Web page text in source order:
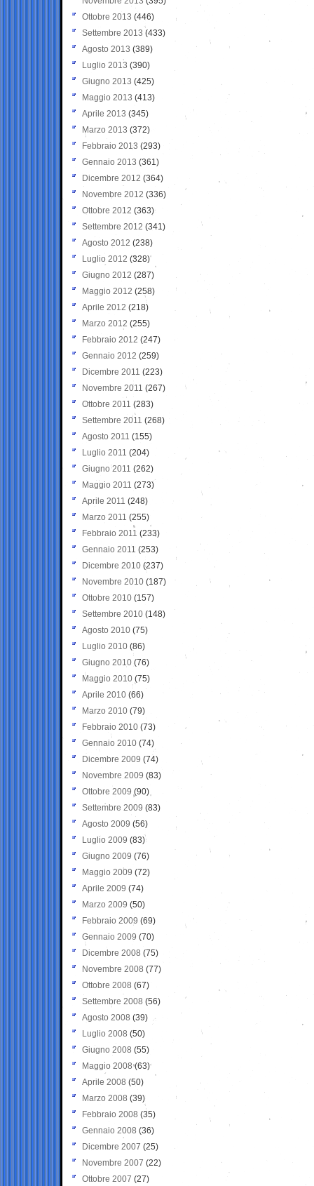
Ottobre 2013 (446)
Settembre 2013 (433)
Agosto 2013 (389)
Luglio 2013 (390)
Giugno 2013 (425)
Maggio 2013 (413)
Aprile 2013 (345)
Marzo 2013 (372)
Febbraio 2013 (293)
Gennaio 2013 (361)
Dicembre 2012 (364)
Novembre 2012 (336)
Ottobre 2012 (363)
Settembre 2012 (341)
Agosto 2012 (238)
Luglio 2012 (328)
Giugno 2012 (287)
Maggio 2012 (258)
Aprile 2012 (218)
Marzo 2012 (255)
Febbraio 2012 (247)
Gennaio 2012 (259)
Dicembre 2011 (223)
Novembre 2011 (267)
Ottobre 2011 (283)
Settembre 2011 (268)
Agosto 2011 (155)
Luglio 2011 (204)
Giugno 2011 (262)
Maggio 2011 (273)
Aprile 2011 (248)
Marzo 2011 (255)
Febbraio 2011 (233)
Gennaio 2011 (253)
Dicembre 2010 (237)
Novembre 2010 (187)
Ottobre 2010 (157)
Settembre 2010 (148)
Agosto 2010 (75)
Luglio 2010 (86)
Giugno 2010 (76)
Maggio 2010 (75)
Aprile 2010 (66)
Marzo 2010 (79)
Febbraio 2010 (73)
Gennaio 2010 (74)
Dicembre 2009 (74)
Novembre 2009 (83)
Ottobre 2009 (90)
Settembre 2009 (83)
Agosto 2009 (56)
Luglio 2009 (83)
Giugno 2009 (76)
Maggio 2009 (72)
Aprile 2009 (74)
Marzo 2009 (50)
Febbraio 2009 (69)
Gennaio 2009 (70)
Dicembre 2008 (75)
Novembre 2008 (77)
Ottobre 2008 (67)
Settembre 2008 (56)
Agosto 2008 (39)
Luglio 2008 (50)
Giugno 2008 (55)
Maggio 2008(63)
Aprile 2008 (50)
Marzo 2008 (39)
Febbraio 2008 (35)
Gennaio 2008 (36)
Dicembre 2007 (25)
Novembre 2007 (22)
Ottobre 2007 (27)